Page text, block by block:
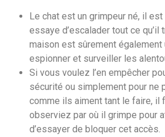
Le chat est un grimpeur né, il est
essaye d’escalader tout ce
maison est sûrement
espionner et surveiller les
Si vous voulez l’en empêcher
sécurité ou simplement pour ne
comme ils aiment tant le faire, il
observiez par où il grimpe pour
d’essayer de bloquer cet accès.